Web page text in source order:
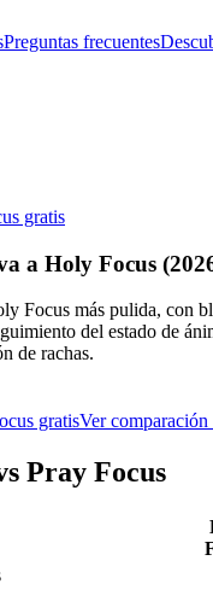
Preguntas frecuentes
gratis
a Holy Focus
Focus más pulida, con
del estado de
de rachas.
gratisVer comparación
Pray Focus